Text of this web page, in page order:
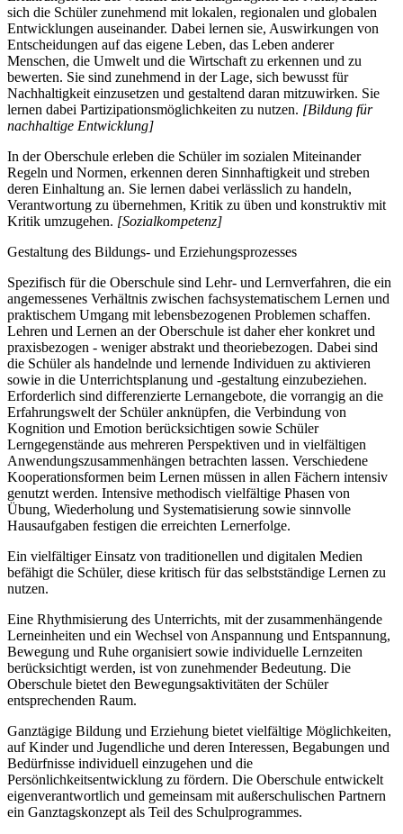
sich die Schüler zunehmend mit lokalen, regionalen und globalen
Entwicklungen auseinander. Dabei lernen sie, Auswirkungen von
Entscheidungen auf das eigene Leben, das Leben anderer
Menschen, die Umwelt und die Wirtschaft zu erkennen und zu
bewerten. Sie sind zunehmend in der Lage, sich bewusst für
Nachhaltigkeit einzusetzen und gestaltend daran mitzuwirken. Sie
lernen dabei Partizipationsmöglichkeiten zu nutzen. [Bildung für
nachhaltige Entwicklung]
In der Oberschule erleben die Schüler im sozialen Miteinander
Regeln und Normen, erkennen deren Sinnhaftigkeit und streben
deren Einhaltung an. Sie lernen dabei verlässlich zu handeln,
Verantwortung zu übernehmen, Kritik zu üben und konstruktiv mit
Kritik umzugehen. [Sozialkompetenz]
Gestaltung des Bildungs- und Erziehungsprozesses
Spezifisch für die Oberschule sind Lehr- und Lernverfahren, die ein
angemessenes Verhältnis zwischen fachsystematischem Lernen und
praktischem Umgang mit lebensbezogenen Problemen schaffen.
Lehren und Lernen an der Oberschule ist daher eher konkret und
praxisbezogen - weniger abstrakt und theoriebezogen. Dabei sind
die Schüler als handelnde und lernende Individuen zu aktivieren
sowie in die Unterrichtsplanung und -gestaltung einzubeziehen.
Erforderlich sind differenzierte Lernangebote, die vorrangig an die
Erfahrungswelt der Schüler anknüpfen, die Verbindung von
Kognition und Emotion berücksichtigen sowie Schüler
Lerngegenstände aus mehreren Perspektiven und in vielfältigen
Anwendungszusammenhängen betrachten lassen. Verschiedene
Kooperationsformen beim Lernen müssen in allen Fächern intensiv
genutzt werden. Intensive methodisch vielfältige Phasen von
Übung, Wiederholung und Systematisierung sowie sinnvolle
Hausaufgaben festigen die erreichten Lernerfolge.
Ein vielfältiger Einsatz von traditionellen und digitalen Medien
befähigt die Schüler, diese kritisch für das selbstständige Lernen zu
nutzen.
Eine Rhythmisierung des Unterrichts, mit der zusammenhängende
Lerneinheiten und ein Wechsel von Anspannung und Entspannung,
Bewegung und Ruhe organisiert sowie individuelle Lernzeiten
berücksichtigt werden, ist von zunehmender Bedeutung. Die
Oberschule bietet den Bewegungsaktivitäten der Schüler
entsprechenden Raum.
Ganztägige Bildung und Erziehung bietet vielfältige Möglichkeiten,
auf Kinder und Jugendliche und deren Interessen, Begabungen und
Bedürfnisse individuell einzugehen und die
Persönlichkeitsentwicklung zu fördern. Die Oberschule entwickelt
eigenverantwortlich und gemeinsam mit außerschulischen Partnern
ein Ganztagskonzept als Teil des Schulprogrammes.